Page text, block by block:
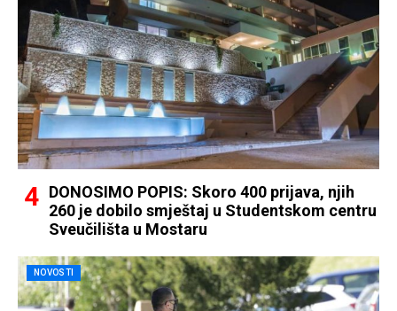
DONOSIMO POPIS: Skoro 400 prijava, njih
260 je dobilo smještaj u Studentskom centru
Sveučilišta u Mostaru
NOVOSTI